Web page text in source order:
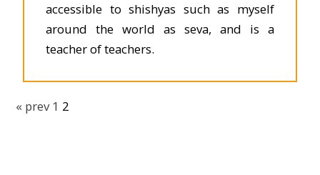
accessible to shishyas such as myself
around the world as seva, and is a
teacher of teachers.
« prev1 2